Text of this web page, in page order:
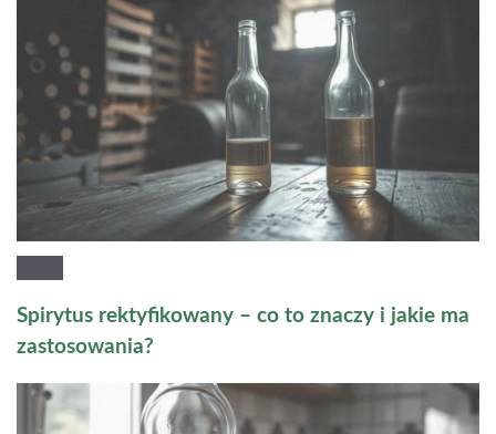
Spirytus rektyfikowany – co to znaczy i jakie ma
zastosowania?